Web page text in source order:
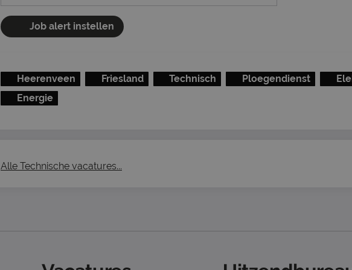
Job alert instellen
Heerenveen Friesland Technisch Ploegendienst
Energie
Alle Technische vacatures...